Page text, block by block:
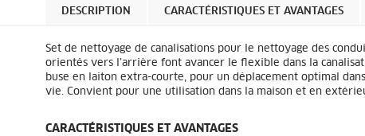
DESCRIPTION CARACTÉRISTIQUES ET AVANTAGES
Set de nettoyage de canalisations pour le nettoyage des
orientés vers l’arrière font avancer le flexible dans la
buse en laiton extra-courte, pour un déplacement optimal
vie. Convient pour une utilisation dans la maison et en
CARACTÉRISTIQUES ET AVANTAGES